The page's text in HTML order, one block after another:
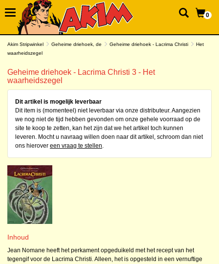
0
Akim Stripwinkel Geheime driehoek, de Geheime driehoek - Lacrima Christi
Het
waarheidszegel
Geheime driehoek - Lacrima Christi 3 - Het
waarheidszegel
Dit artikel is mogelijk leverbaar
Dit item is (momenteel) niet leverbaar via onze distributeur. Aangezien
we nog niet de tijd hebben gevonden om onze gehele voorraad op de
site te koop te zetten, kan het zijn dat we het artikel toch kunnen
leveren. Mocht u navraag willen doen naar dit artikel, schroom dan niet
ons hierover een vraag te stellen.
Inhoud
Jean Nomane heeft het perkament opgeduikeld met het recept van het
tegengif voor de Lacrima Christi. Alleen, het is opgesteld in een vernuftige